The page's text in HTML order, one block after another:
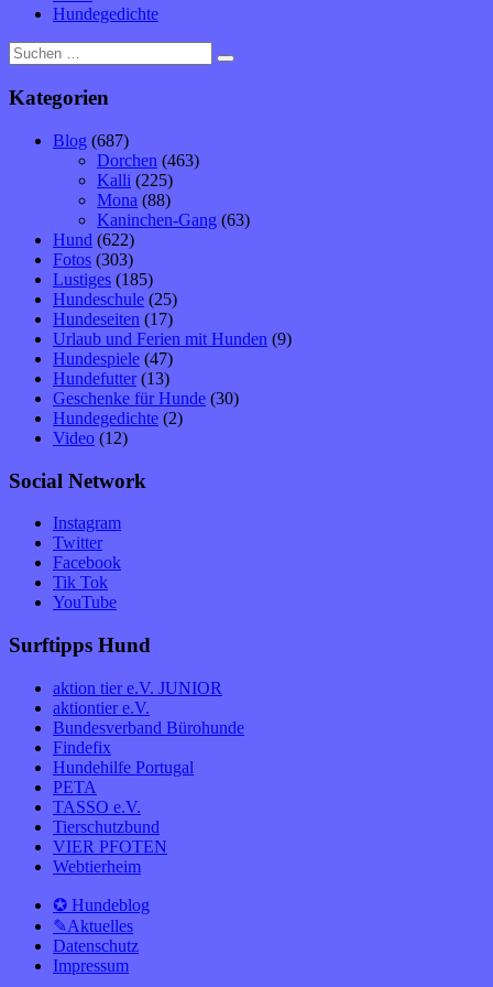
Hundegedichte
Suche
nach:
Kategorien
Blog (687)
Dorchen (463)
Kalli (225)
Mona (88)
Kaninchen-Gang (63)
Hund (622)
Fotos (303)
Lustiges (185)
Hundeschule (25)
Hundeseiten (17)
Urlaub und Ferien mit Hunden (9)
Hundespiele (47)
Hundefutter (13)
Geschenke für Hunde (30)
Hundegedichte (2)
Video (12)
Social Network
Instagram
Twitter
Facebook
Tik Tok
YouTube
Surftipps Hund
aktion tier e.V. JUNIOR
aktiontier e.V.
Bundesverband Bürohunde
Findefix
Hundehilfe Portugal
PETA
TASSO e.V.
Tierschutzbund
VIER PFOTEN
Webtierheim
✪ Hundeblog
✎Aktuelles
Datenschutz
Impressum